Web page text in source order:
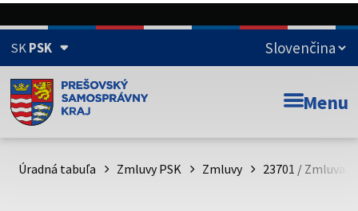
SKPSK
Doména psk.sk je oficiálna
Toto je oficiálna webová stránka Prešovského
psk.sk.
Menu
Úradná tabuľa Zmluvy PSK Zmluvy 23701 / Zmluva